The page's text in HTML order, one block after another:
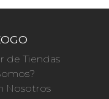
de Tiendas
Nosotros